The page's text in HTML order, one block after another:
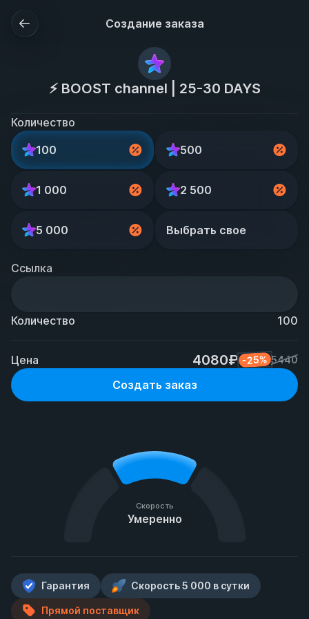
Создание заказа
⚡️ BOOST channel | 25-30 DAYS
Количество
100
500
1 000 2 500
5 000 Выбрать свое
Ссылка
Количество 100
Цена 4080₽ -25% 5440
Создать заказ
Скорость
Умеренно
Гарантия Скорость 5 000 в сутки
Прямой поставщик